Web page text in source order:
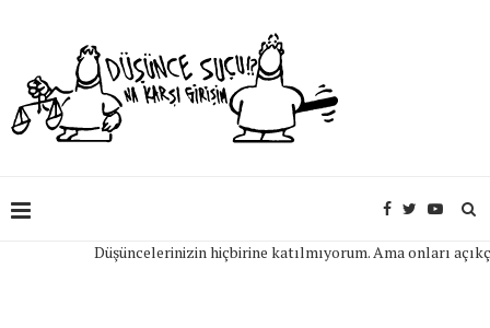
Düşüncelerinizin hiçbirine katılmıyorum. Ama onları açıkça